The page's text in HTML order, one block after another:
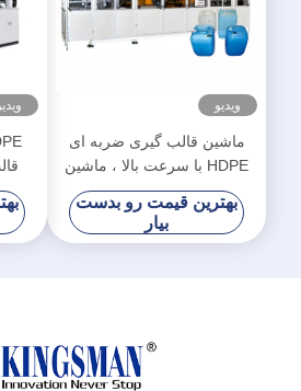
ویدیو
ماشین قالب گیری ضربه ای
HDPE با سرعت بالا ، ماشین
قالب گیری ضربه اکستروژن
بهترین قیمت رو بدست
بیار
ویدیو